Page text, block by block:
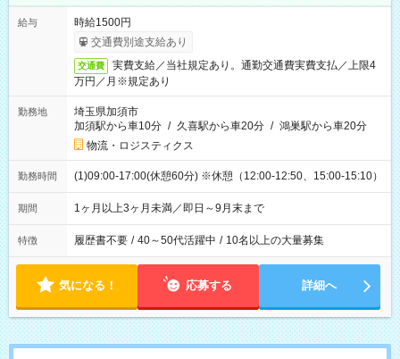
給与
時給1500円
交通費別途支給あり
交通費
実費支給／当社規定あり。通勤交通費実費支払／上限4
万円／月※規定あり
勤務地
埼玉県加須市
加須駅から車10分 / 久喜駅から車20分 / 鴻巣駅から車20分
物流・ロジスティクス
勤務時間 (1)09:00-17:00(休憩60分) ※休憩（12:00-12:50、15:00-15:10）
期間 1ヶ月以上3ヶ月未満／即日～9月末まで
特徴 履歴書不要 / 40～50代活躍中 / 10名以上の大量募集
気になる！ 応募する 詳細へ